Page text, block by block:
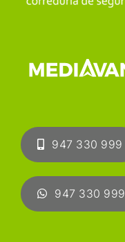
947 330 999
947 330 999